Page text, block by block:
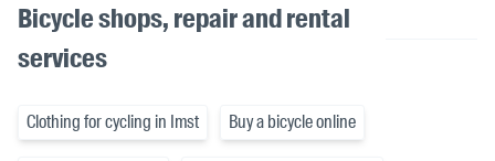
Bicycle shops, repair and rental
services
Clothing for cycling in Imst Buy a bicycle online